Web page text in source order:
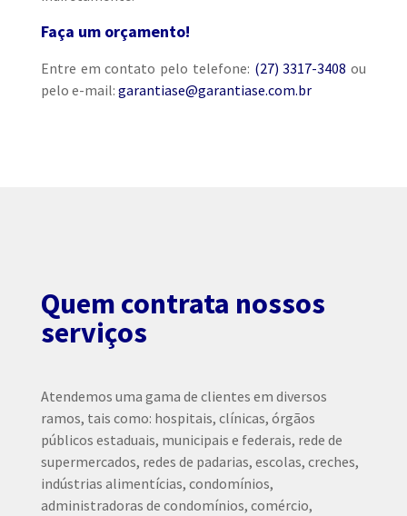
Faça um orçamento!
Entre em contato pelo telefone: (27) 3317-3408 ou
pelo e-mail: garantiase@garantiase.com.br
Quem contrata nossos
serviços
Atendemos uma gama de clientes em diversos
ramos, tais como: hospitais, clínicas, órgãos
públicos estaduais, municipais e federais, rede de
supermercados, redes de padarias, escolas, creches,
indústrias alimentícias, condomínios,
administradoras de condomínios, comércio,